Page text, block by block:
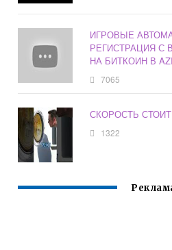
ИГРОВЫЕ
РЕГИСТРАЦИЯ С
НА БИТКОИН В
7065
СКОРОСТЬ
1322